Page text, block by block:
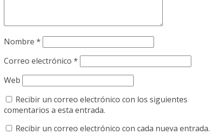
Nombre *
Correo electrónico *
Web
Recibir un correo electrónico con los siguientes
comentarios a esta entrada.
Recibir un correo electrónico con cada nueva entrada.